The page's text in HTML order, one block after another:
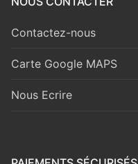
Contactez-nous
Carte Google MAPS
Nous Ecrire